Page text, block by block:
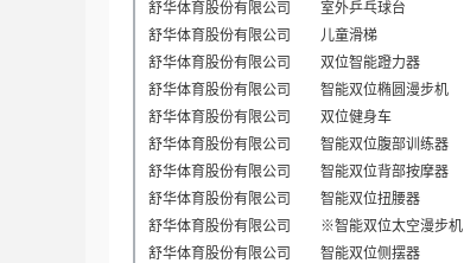
舒华体育股份有限公司
室外乒乓球台
舒华体育股份有限公司
儿童滑梯
舒华体育股份有限公司
双位智能蹬力器
舒华体育股份有限公司
智能双位椭圆漫步机
舒华体育股份有限公司
双位健身车
舒华体育股份有限公司
智能双位腹部训练器
舒华体育股份有限公司
智能双位背部按摩器
舒华体育股份有限公司
智能双位扭腰器
舒华体育股份有限公司
※智能双位太空漫步机
舒华体育股份有限公司
智能双位侧摆器